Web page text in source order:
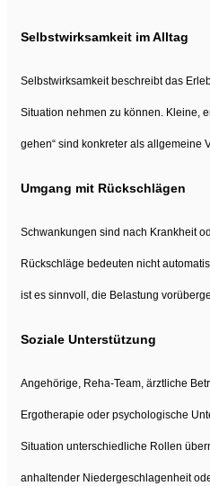
Selbstwirksamkeit im Alltag
Selbstwirksamkeit beschreibt das
Situation nehmen zu können. Kleine,
gehen“ sind konkreter als allgemeine
Umgang mit Rückschlägen
Schwankungen sind nach Krankheit
Rückschläge bedeuten nicht
ist es sinnvoll, die Belastung
Soziale Unterstützung
Angehörige, Reha-Team, ärztliche
Ergotherapie oder psychologische
Situation unterschiedliche Rollen
anhaltender Niedergeschlagenheit